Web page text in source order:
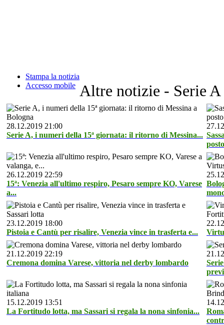
Stampa la notizia
Accesso mobile Altre notizie - Serie A
28.12.2019 21:00
Serie A, i numeri della 15ª giornata: il ritorno di Messina...
posto
26.12.2019 22:59
15ª: Venezia all'ultimo respiro, Pesaro sempre KO, Varese
a...
23.12.2019 18:00
Pistoia e Cantù per risalire, Venezia vince in trasferta e...
21.12.2019 22:19
Cremona domina Varese, vittoria nel derby lombardo
15.12.2019 13:51
La Fortitudo lotta, ma Sassari si regala la nona sinfonia...